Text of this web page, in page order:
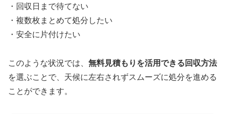
・回収日まで待てない
・複数枚まとめて処分したい
・安全に片付けたい
このような状況では、 無料見積もりを活用できる回収方法
を選ぶことで、天候に左右されずスムーズに処分を進める
ことができます。